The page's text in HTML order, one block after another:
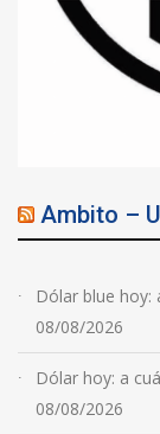
Ambito –
Dólar blue
08/08/2026
Dólar hoy: a
08/08/2026